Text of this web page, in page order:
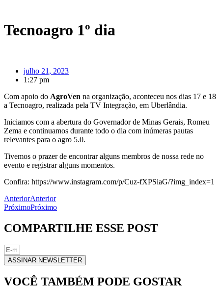
Tecnoagro 1º dia
julho 21, 2023
1:27 pm
Com apoio do AgroVen na organização, aconteceu nos dias 17 e 18
a Tecnoagro, realizada pela TV Integração, em Uberlândia.
Iniciamos com a abertura do Governador de Minas Gerais, Romeu
Zema e continuamos durante todo o dia com inúmeras pautas
relevantes para o agro 5.0.
Tivemos o prazer de encontrar alguns membros de nossa rede no
evento e registrar alguns momentos.
Confira: https://www.instagram.com/p/Cuz-fXPSiaG/?img_index=1
AnteriorAnterior
PróximoPróximo
COMPARTILHE ESSE POST
ASSINAR NEWSLETTER
VOCÊ TAMBÉM PODE GOSTAR